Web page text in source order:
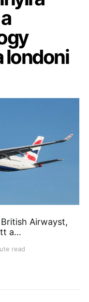
londoni
Airwayst,
a…
read